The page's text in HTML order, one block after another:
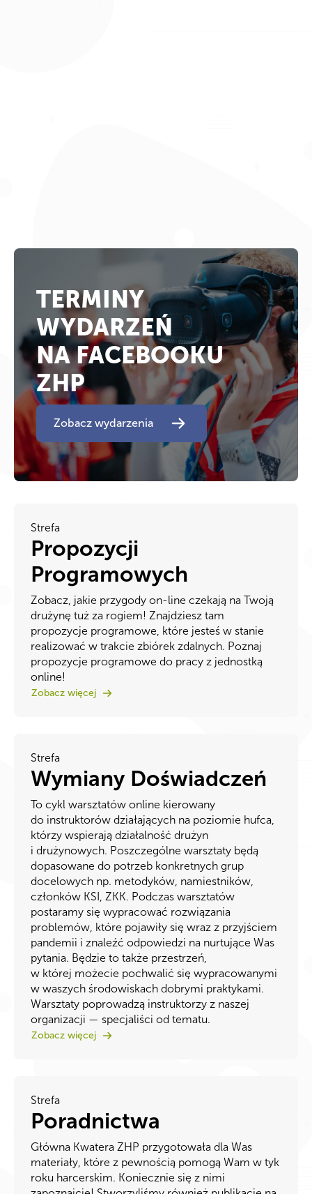
TERMINY
WYDARZEŃ
NA FACEBOOKU
ZHP
Zobacz wydarzenia
Strefa
Propozycji
Programowych
Zobacz, jakie przygody on-line czekają na Twoją
drużynę tuż za rogiem! Znajdziesz tam
propozycje programowe, które jesteś w stanie
realizować w trakcie zbiórek zdalnych. Poznaj
propozycje programowe do pracy z jednostką
online!
Zobacz więcej
Strefa
Wymiany Doświadczeń
To cykl warsztatów online kierowany
do instruktorów działających na poziomie hufca,
którzy wspierają działalność drużyn
i drużynowych. Poszczególne warsztaty będą
dopasowane do potrzeb konkretnych grup
docelowych np. metodyków, namiestników,
członków KSI, ZKK. Podczas warsztatów
postaramy się wypracować rozwiązania
problemów, które pojawiły się wraz z przyjściem
pandemii i znaleźć odpowiedzi na nurtujące Was
pytania. Będzie to także przestrzeń,
w której możecie pochwalić się wypracowanymi
w waszych środowiskach dobrymi praktykami.
Warsztaty poprowadzą instruktorzy z naszej
organizacji — specjaliści od tematu.
Zobacz więcej
Strefa
Poradnictwa
Główna Kwatera ZHP przygotowała dla Was
materiały, które z pewnością pomogą Wam w tyk
roku harcerskim. Koniecznie się z nimi